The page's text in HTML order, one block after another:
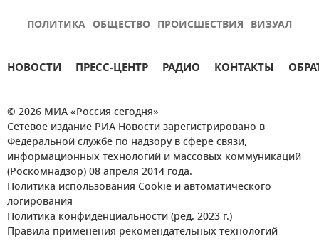
ПОЛИТИКА ОБЩЕСТВО ПРОИСШЕСТВИЯ ВИЗУАЛ
НОВОСТИ ПРЕСС-ЦЕНТР РАДИО КОНТАКТЫ
© 2026 МИА «Россия сегодня»
Сетевое издание РИА Новости зарегистрировано в
Федеральной службе по надзору в сфере связи,
информационных технологий и массовых коммуникаций
(Роскомнадзор) 08 апреля 2014 года.
Политика использования Cookie и автоматического
логирования
Политика конфиденциальности (ред. 2023 г.)
Правила применения рекомендательных технологий